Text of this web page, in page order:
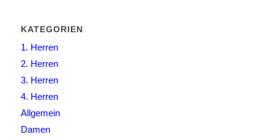
KATEGORIEN
1. Herren
2. Herren
3. Herren
4. Herren
Allgemein
Damen